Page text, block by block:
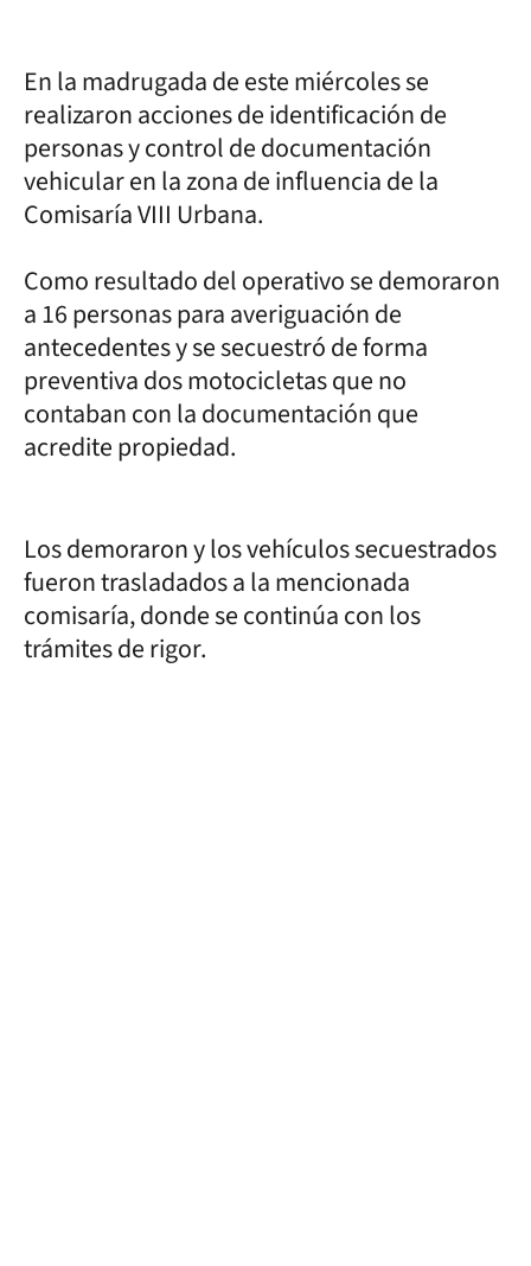
En la madrugada de este miércoles se
realizaron acciones de identificación de
personas y control de documentación
vehicular en la zona de influencia de la
Comisaría VIII Urbana.
Como resultado del operativo se demoraron
a 16 personas para averiguación de
antecedentes y se secuestró de forma
preventiva dos motocicletas que no
contaban con la documentación que
acredite propiedad.
Los demoraron y los vehículos secuestrados
fueron trasladados a la mencionada
comisaría, donde se continúa con los
trámites de rigor.